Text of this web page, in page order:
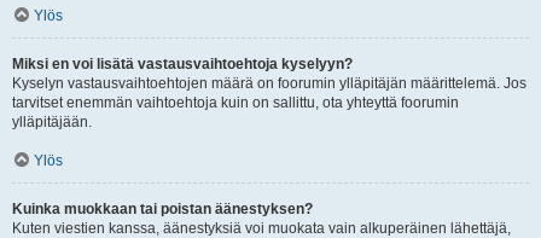
Ylös
Miksi en voi lisätä vastausvaihtoehtoja kyselyyn?
Kyselyn vastausvaihtoehtojen määrä on foorumin ylläpitäjän määrittelemä. Jos
tarvitset enemmän vaihtoehtoja kuin on sallittu, ota yhteyttä foorumin
ylläpitäjään.
Ylös
Kuinka muokkaan tai poistan äänestyksen?
Kuten viestien kanssa, äänestyksiä voi muokata vain alkuperäinen lähettäjä,